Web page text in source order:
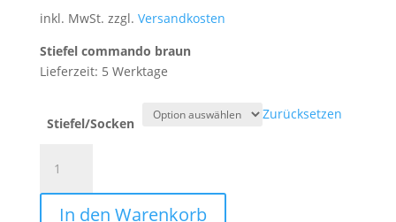
inkl. MwSt. zzgl. Versandkosten
Stiefel commando braun
Lieferzeit: 5 Werktage
Stiefel/Socken
Zurücksetzen
commando
coyote
MengeIn den Warenkorb